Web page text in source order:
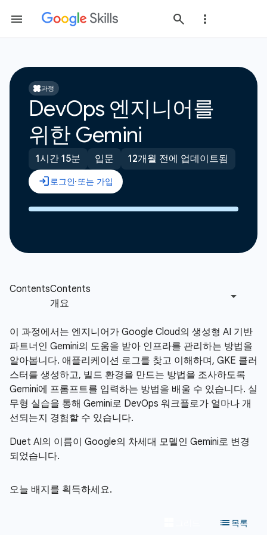
과정
DevOps 엔지니어를
위한 Gemini
1시간 15분 입문 12개월 전에 업데이트됨
이 과정에서는 엔지니어가 Google Cloud의 생성형 AI 기반
파트너인 Gemini의 도움을 받아 인프라를 관리하는 방법을
알아봅니다. 애플리케이션 로그를 찾고 이해하며, GKE 클러
스터를 생성하고, 빌드 환경을 만드는 방법을 조사하도록
Gemini에 프롬프트를 입력하는 방법을 배울 수 있습니다. 실
무형 실습을 통해 Gemini로 DevOps 워크플로가 얼마나 개
선되는지 경험할 수 있습니다.
Duet AI의 이름이 Google의 차세대 모델인 Gemini로 변경
되었습니다.
오늘 배지를 획득하세요.